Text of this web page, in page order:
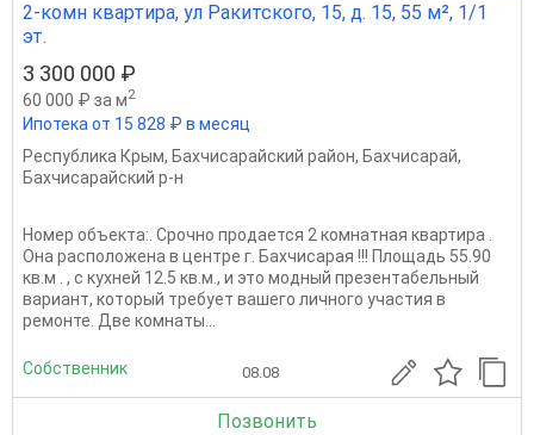
2-комн квартира, ул Ракитского, 15, д. 15, 55 м², 1/1
эт.
3 300 000 ₽
60 000 ₽ за м2
Ипотека от 15 828 ₽ в месяц
Республика Крым, Бахчисарайский район, Бахчисарай,
Бахчисарайский р-н
Номер объекта:. Срочно продается 2 комнатная квартира .
Она расположена в центре г. Бахчисарая !!! Площадь 55.90
кв.м . , с кухней 12.5 кв.м., и это модный презентабельный
вариант, который требует вашего личного участия в
ремонте. Две комнаты...
Собственник 08.08
Позвонить